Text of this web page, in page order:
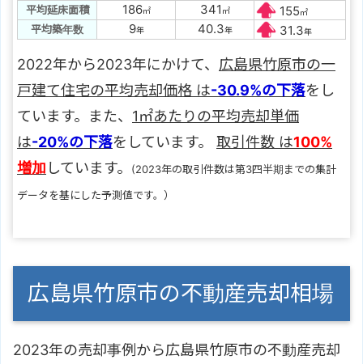
平均延床面積 186㎡ 341 ㎡ 155㎡
平均築年数 9年 40.3年 31.3年
2022年から2023年にかけて、 広島県竹原市の一
戸建て住宅の平均売却価格 は-30.9%の下落をし
ています。また、 1㎡あたりの平均売却単価
は-20%の下落をしています。 取引件数 は100%
増加 しています。
(2023年の取引件数は第3四半期までの集計
データを基にした予測値です。）
広島県竹原市の不動産売却相場
2023年の売却事例から広島県竹原市の不動産売却